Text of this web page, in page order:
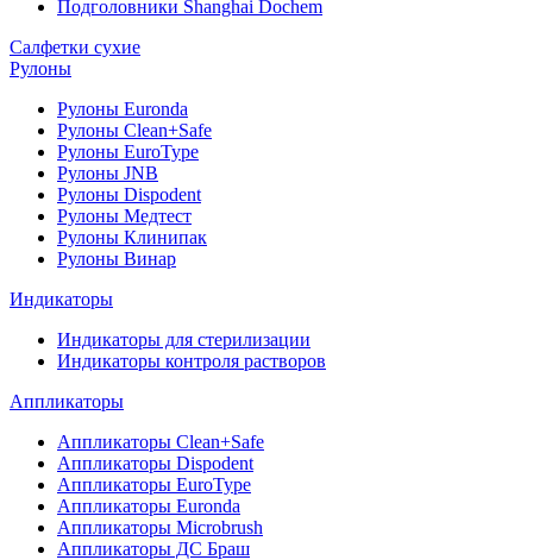
Подголовники Shanghai Dochem
Салфетки сухие
Рулоны
Рулоны Euronda
Рулоны Clean+Safe
Рулоны EuroType
Рулоны JNB
Рулоны Dispodent
Рулоны Медтест
Рулоны Клинипак
Рулоны Винар
Индикаторы
Индикаторы для стерилизации
Индикаторы контроля растворов
Аппликаторы
Аппликаторы Clean+Safe
Аппликаторы Dispodent
Аппликаторы EuroType
Аппликаторы Euronda
Аппликаторы Microbrush
Аппликаторы ДС Браш